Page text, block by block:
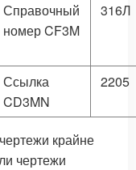
Справочный
номер CF3M
316Л
Ссылка
CD3MN
2205
крайне
чертежи